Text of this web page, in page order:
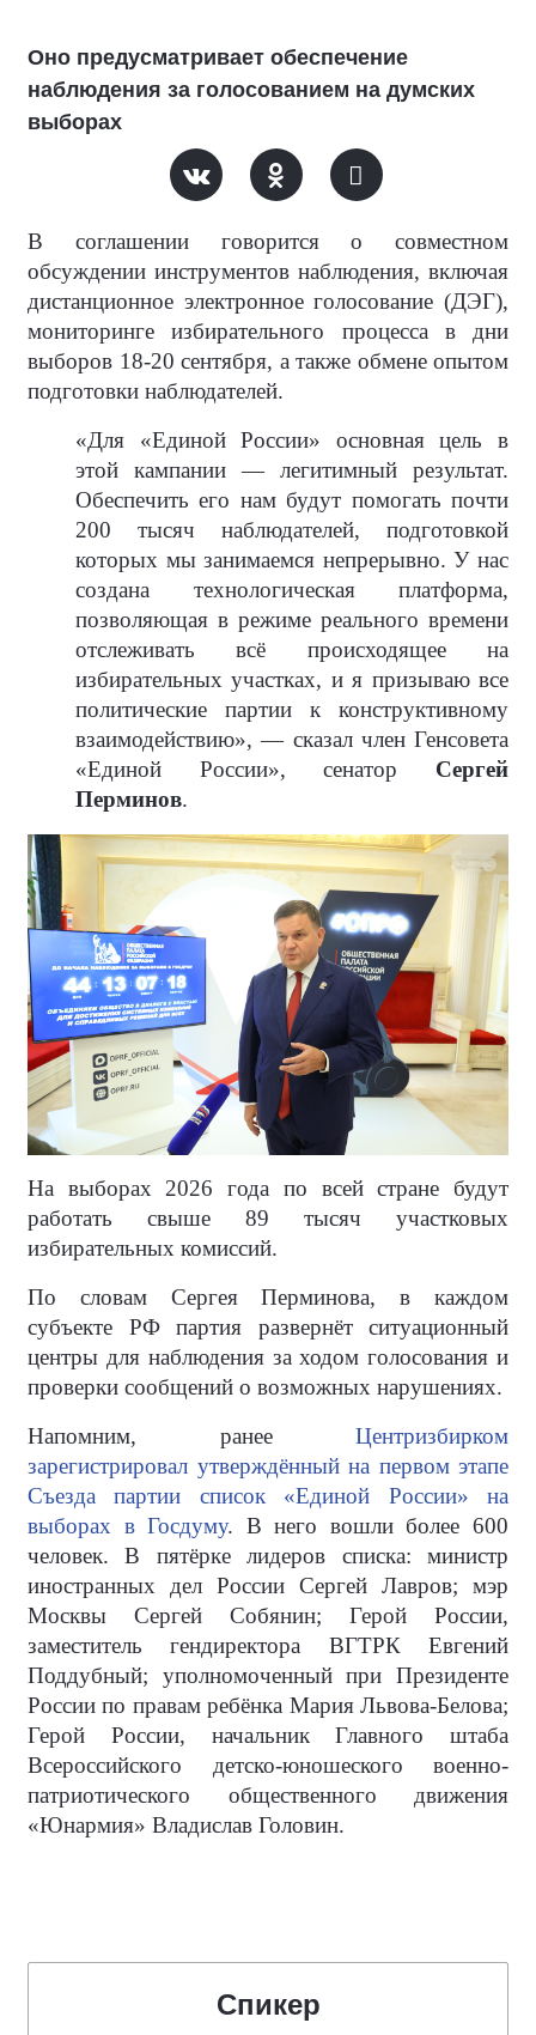
Оно предусматривает обеспечение
наблюдения за голосованием на думских
выборах
В соглашении говорится о совместном
обсуждении инструментов наблюдения, включая
дистанционное электронное голосование (ДЭГ),
мониторинге избирательного процесса в дни
выборов 18-20 сентября, а также обмене опытом
подготовки наблюдателей.
«Для «Единой России» основная цель в
этой кампании — легитимный результат.
Обеспечить его нам будут помогать почти
200 тысяч наблюдателей, подготовкой
которых мы занимаемся непрерывно. У нас
создана технологическая платформа,
позволяющая в режиме реального времени
отслеживать всё происходящее на
избирательных участках, и я призываю все
политические партии к конструктивному
взаимодействию», — сказал член Генсовета
«Единой России», сенатор Сергей
Перминов.
На выборах 2026 года по всей стране будут
работать свыше 89 тысяч участковых
избирательных комиссий.
По словам Сергея Перминова, в каждом
субъекте РФ партия развернёт ситуационный
центры для наблюдения за ходом голосования и
проверки сообщений о возможных нарушениях.
Напомним, ранее Центризбирком
зарегистрировал утверждённый на первом этапе
Съезда партии список «Единой России» на
выборах в Госдуму. В него вошли более 600
человек. В пятёрке лидеров списка: министр
иностранных дел России Сергей Лавров; мэр
Москвы Сергей Собянин; Герой России,
заместитель гендиректора ВГТРК Евгений
Поддубный; уполномоченный при Президенте
России по правам ребёнка Мария Львова-Белова;
Герой России, начальник Главного штаба
Всероссийского детско-юношеского военно-
патриотического общественного движения
«Юнармия» Владислав Головин.
Спикер